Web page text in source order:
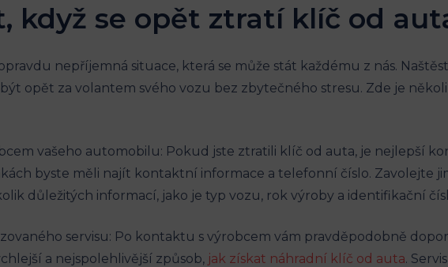
když se opět ztratí klíč od
⁣nepříjemná situace, která se může stát každému⁤ z nás.
opět za volantem ​svého vozu ‌bez‍ zbytečného stresu. Zde je
vašeho automobilu: Pokud jste ‍ztratili klíč od ‌auta, je nejlepší
byste měli najít kontaktní⁢ informace a telefonní ⁢číslo. Zavolejte‍
důležitých informací, jako je​ typ‍ vozu, rok výroby​ a identifikační
servisu: Po⁢ kontaktu s výrobcem vám pravděpodobně
a nejspolehlivější způsob, jak získat‍ náhradní klíč od⁤ auta.